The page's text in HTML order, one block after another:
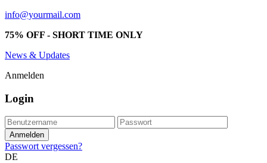
info@yourmail.com
75% OFF - SHORT TIME ONLY
News & Updates
Anmelden
Login
Passwort vergessen?
DE